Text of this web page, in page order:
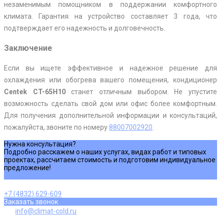
незаменимым помощником в поддержании комфортного
климата. Гарантия на устройство составляет 3 года, что
подтверждает его надежность и долговечность.
Заключение
Если вы ищете эффективное и надежное решение для
охлаждения или обогрева вашего помещения, кондиционер
Centek CT-65H10станет отличным выбором. Не упустите
возможность сделать свой дом или офис более комфортным.
Для получения дополнительной информации и консультаций,
пожалуйста, звоните по номеру 88007002920
Нужна консультация?
Подробно расскажем о наших услугах, видах работ и типовых
проектах, рассчитаем стоимость и подготовим индивидуальное
предложение!
+7 (4832) 629-609
Заказать звонок
info@climat-cold.ru